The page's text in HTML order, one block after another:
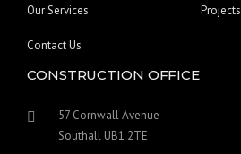
Our Services Projects
Contact Us
CONSTRUCTION OFFICE
57 Cornwall Avenue
Southall UB1 2TE